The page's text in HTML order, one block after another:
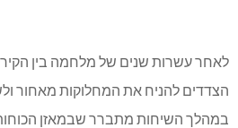
לאחר עשרות שנים של מלחמה בין
הצדדים להניח את המחלוקות מאחור
במהלך השיחות מתברר שבמאזן הכוחות